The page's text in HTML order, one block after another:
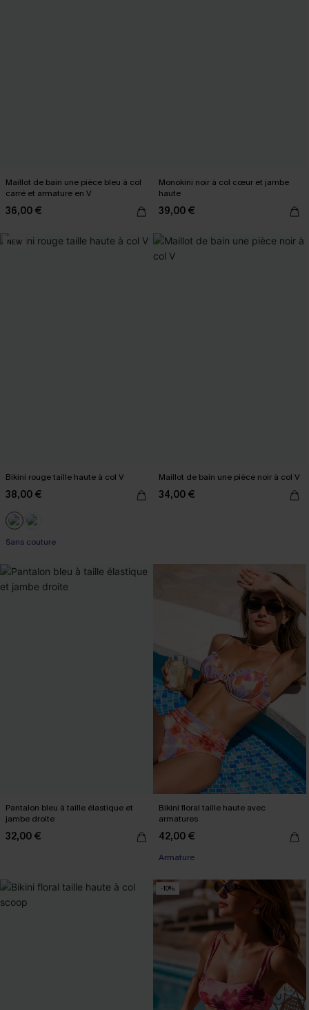
Maillot de bain une pièce bleu à col
carré et armature en V
36,00 €
Monokini noir à col cœur et jambe
haute
39,00 €
NEW
Bikini rouge taille haute à col V
38,00 €
Sans couture
Maillot de bain une pièce noir à col V
34,00 €
Pantalon bleu à taille élastique et
jambe droite
32,00 €
Bikini floral taille haute avec
armatures
42,00 €
Armature
-10%